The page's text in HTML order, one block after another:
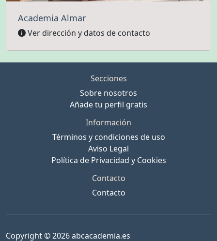
Academia Almar
Ver dirección y datos de contacto
Secciones
Sobre nosotros
Añade tu perfil gratis
Información
Términos y condiciones de uso
Aviso Legal
Política de Privacidad y Cookies
Contacto
Contacto
Copyright © 2026 abcacademia.es